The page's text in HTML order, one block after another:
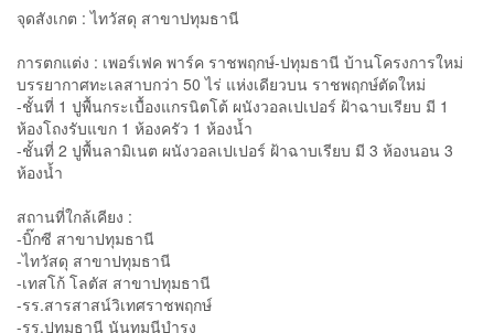
จุดสังเกต : ไทวัสดุ สาขาปทุมธานี
การตกแต่ง : เพอร์เฟค พาร์ค ราชพฤกษ์-ปทุมธานี บ้านโครงการใหม่
บรรยากาศทะเลสาบกว่า 50 ไร่ แห่งเดียวบน ราชพฤกษ์ตัดใหม่
-ชั้นที่ 1 ปูพื้นกระเบื้องแกรนิตโต้ ผนังวอลเปเปอร์ ฝ้าฉาบเรียบ มี 1
ห้องโถงรับแขก 1 ห้องครัว 1 ห้องน้ำ
-ชั้นที่ 2 ปูพื้นลามิเนต ผนังวอลเปเปอร์ ฝ้าฉาบเรียบ มี 3 ห้องนอน 3
ห้องน้ำ
สถานที่ใกล้เคียง :
-บิ๊กซี สาขาปทุมธานี
-ไทวัสดุ สาขาปทุมธานี
-เทสโก้ โลตัส สาขาปทุมธานี
-รร.สารสาสน์วิเทศราชพฤกษ์
-รร.ปทุมธานี นันทมุนีบำรุง